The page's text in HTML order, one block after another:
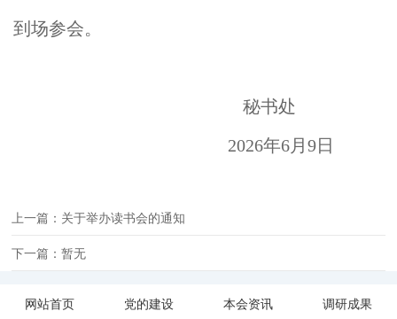
到场参会。
秘书处
2026年6月9日
上一篇：关于举办读书会的通知
下一篇：暂无
网站首页 党的建设 本会资讯
调研成果